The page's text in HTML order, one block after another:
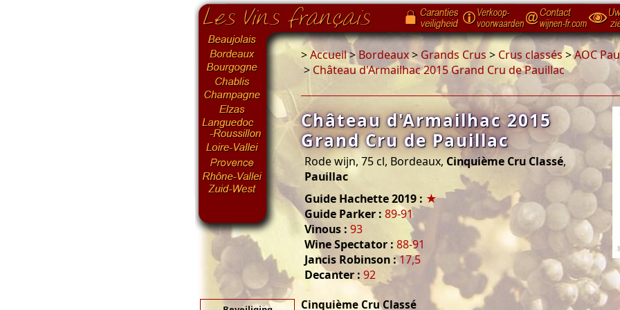
>Accueil>Bordeaux> Grands Crus > Crus classés>AOC
> Château d'Armailhac 2015 Grand Cru de Pauillac
Château d'Armailhac 2015
Grand Cru de Pauillac
Rode wijn, 75 cl, Bordeaux, Cinquième Cru Classé,
Pauillac
Guide Hachette 2019 : ★
Guide Parker : 89-91
Vinous : 93
Wine Spectator : 88-91
Jancis Robinson :17,5
Decanter : 92
Cinquième Cru Classé